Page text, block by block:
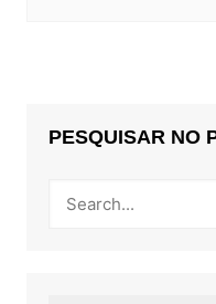
PESQUISAR NO